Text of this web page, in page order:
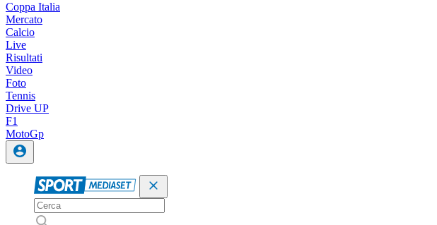
Coppa Italia
Mercato
Calcio
Live
Risultati
Video
Foto
Tennis
Drive UP
F1
MotoGp